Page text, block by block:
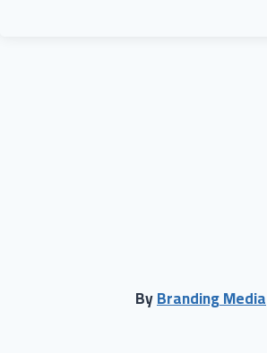
ByBranding Media